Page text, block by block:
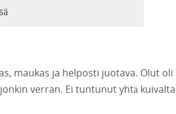
maukas ja helposti juotava. Olut oli
verran. Ei tuntunut yhtä kuivalta